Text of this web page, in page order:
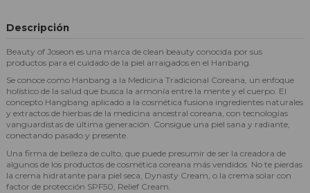
Descripción
Beauty of Joseon es una marca de clean beauty conocida por sus
productos para el cuidado de la piel arraigados en el Hanbang.
Se conoce como Hanbang a la Medicina Tradicional Coreana, un enfoque
holístico de la salud que busca la armonía entre la mente y el cuerpo. El
concepto Hangbang aplicado a la cosmética fusiona ingredientes naturales
y extractos de hierbas de la medicina ancestral coreana, con tecnologías
vanguardistas de última generación. Consigue una piel sana y radiante,
conectando pasado y presente.
Una firma de belleza de culto, que puede presumir de ser la creadora de
algunos de los productos de cosmética coreana más vendidos. No te pierdas
la crema hidratante para piel seca, Dynasty Cream, o la crema solar con
factor de protección SPF50, Relief Cream.